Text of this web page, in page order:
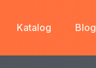
Katalog Blog